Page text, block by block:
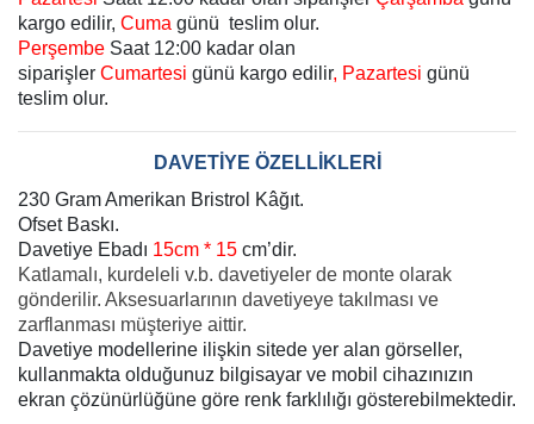
kargo edilir, Cuma günü teslim olur.
Perşembe Saat 12:00 kadar olan
siparişler Cumartesi günü kargo edilir, Pazartesi günü
teslim olur.
DAVETİYE ÖZELLİKLERİ
230 Gram Amerikan Bristrol Kâğıt.
Ofset Baskı.
Davetiye Ebadı 15cm * 15 cm’dir.
Katlamalı, kurdeleli v.b. davetiyeler de monte olarak
gönderilir. Aksesuarlarının davetiyeye takılması ve
zarflanması müşteriye aittir.
Davetiye modellerine ilişkin sitede yer alan görseller,
kullanmakta olduğunuz bilgisayar ve mobil cihazınızın
ekran çözünürlüğüne göre renk farklılığı gösterebilmektedir.